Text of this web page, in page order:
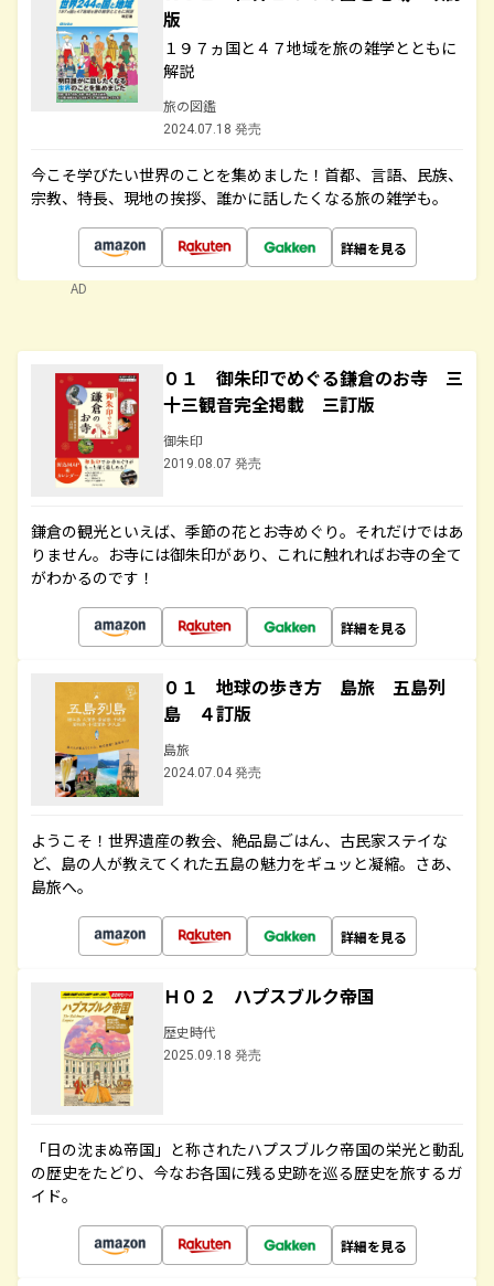
版
１９７ヵ国と４７地域を旅の雑学とともに
解説
旅の図鑑
2024.07.18 発売
今こそ学びたい世界のことを集めました！首都、言語、民族、
宗教、特長、現地の挨拶、誰かに話したくなる旅の雑学も。
詳細を見る
AD
０１ 御朱印でめぐる鎌倉のお寺 三
十三観音完全掲載 三訂版
御朱印
2019.08.07 発売
鎌倉の観光といえば、季節の花とお寺めぐり。それだけではあ
りません。お寺には御朱印があり、これに触れればお寺の全て
がわかるのです！
詳細を見る
０１ 地球の歩き方 島旅 五島列
島 ４訂版
島旅
2024.07.04 発売
ようこそ！世界遺産の教会、絶品島ごはん、古民家ステイな
ど、島の人が教えてくれた五島の魅力をギュッと凝縮。さあ、
島旅へ。
詳細を見る
Ｈ０２ ハプスブルク帝国
歴史時代
2025.09.18 発売
「日の沈まぬ帝国」と称されたハプスブルク帝国の栄光と動乱
の歴史をたどり、今なお各国に残る史跡を巡る歴史を旅するガ
イド。
詳細を見る